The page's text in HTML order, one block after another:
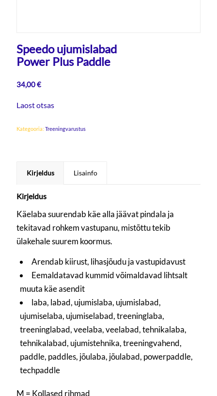
Speedo ujumislabad
Power Plus Paddle
34,00€
Laost otsas
Kategooria: Treeningvarustus
Kirjeldus Lisainfo
Kirjeldus
Käelaba suurendab käe alla jäävat pindala ja
tekitavad rohkem vastupanu, mistõttu tekib
ülakehale suurem koormus.
Arendab kiirust, lihasjõudu ja vastupidavust
Eemaldatavad kummid võimaldavad lihtsalt
muuta käe asendit
laba, labad, ujumislaba, ujumislabad,
ujumiselaba, ujumiselabad, treeninglaba,
treeninglabad, veelaba, veelabad, tehnikalaba,
tehnikalabad, ujumistehnika, treeningvahend,
paddle, paddles, jõulaba, jõulabad, powerpaddle,
techpaddle
M = Kollased rihmad